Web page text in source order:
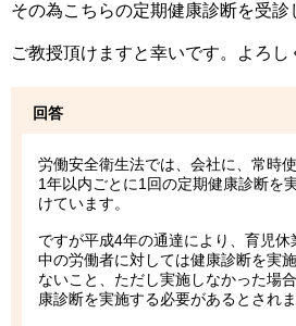
その為こちらの定期健康診断を受
ご教授頂けますと幸いです。よろし
回答
労働安全衛生法では、会社に、常時
1年以内ごとに1回の定期健康診断を
けています。
ですが平成4年の通達により、育児
中の労働者に対しては健康診断を実
ないこと、ただし実施しなかった場
康診断を実施する必要があるとされま